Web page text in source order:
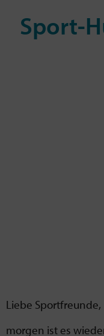
Sport-
Liebe Sportfreunde,
morgen ist es